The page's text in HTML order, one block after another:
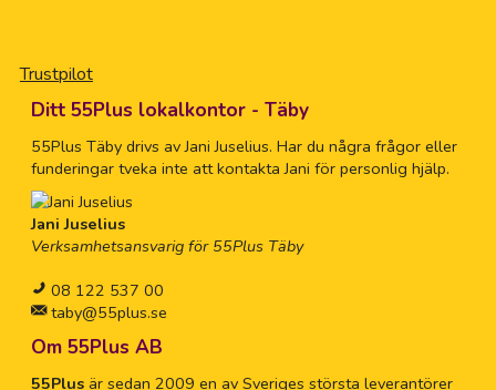
Trustpilot
Ditt 55Plus lokalkontor - Täby
55Plus Täby drivs av Jani Juselius. Har du några frågor eller
funderingar tveka inte att kontakta Jani för personlig hjälp.
Jani Juselius
Verksamhetsansvarig för 55Plus Täby
08 122 537 00
taby@55plus.se
Om 55Plus AB
55Plusär sedan 2009 en av Sveriges största leverantörer